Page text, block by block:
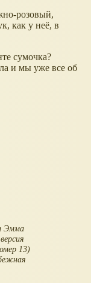
розовый,
как у неё, в
сумочка?
и мы уже все об
Эмма
13)